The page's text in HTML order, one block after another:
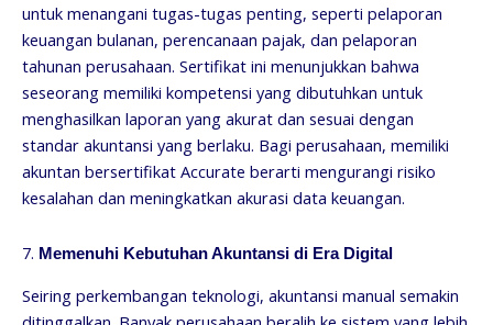
untuk menangani tugas-tugas penting, seperti pelaporan
keuangan bulanan, perencanaan pajak, dan pelaporan
tahunan perusahaan. Sertifikat ini menunjukkan bahwa
seseorang memiliki kompetensi yang dibutuhkan untuk
menghasilkan laporan yang akurat dan sesuai dengan
standar akuntansi yang berlaku. Bagi perusahaan, memiliki
akuntan bersertifikat Accurate berarti mengurangi risiko
kesalahan dan meningkatkan akurasi data keuangan.
7. Memenuhi Kebutuhan Akuntansi di Era Digital
Seiring perkembangan teknologi, akuntansi manual semakin